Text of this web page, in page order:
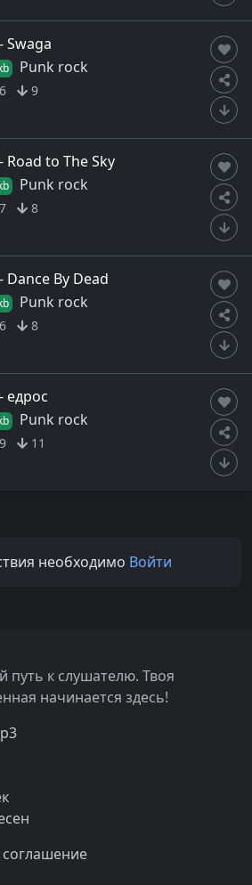
Swaga
Punk rock
9
Road to The Sky
Punk rock
8
Dance By Dead
Punk rock
8
едрос
Punk rock
11
необходимо Войти
путь к слушателю. Твоя
начинается здесь!